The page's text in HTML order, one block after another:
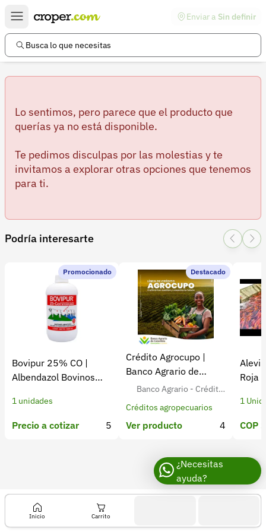
Enviar a Sin definir
Busca lo que necesitas
Lo sentimos, pero parece que el producto que
querías ya no está disponible.
Te pedimos disculpas por las molestias y te
invitamos a explorar otras opciones que tenemos
para ti.
Podría interesarte
Promocionado
Bovipur 25% CO |
Albendazol Bovinos
1 unidades
Precio a cotizar 5
Destacado
Crédito Agrocupo |
Banco Agrario de
Colombia
Banco Agrario - Crédito
Agropecuario para Agricult
Créditos agropecuarios
Ver producto 4
Roja
1
COP
Enlaces de interés
Preguntas frecuentes
Información legal
Términos y condiciones
Política de devoluciones
Política de privacidad
Recuperar contraseña
Contacto
+57 323 2931928
contacto@croper.com
© 2026 Croper.com Todos los derechos reservados
Versión 5.45.0
Síguenos
Inicio Carrito
¿Necesitas
ayuda?